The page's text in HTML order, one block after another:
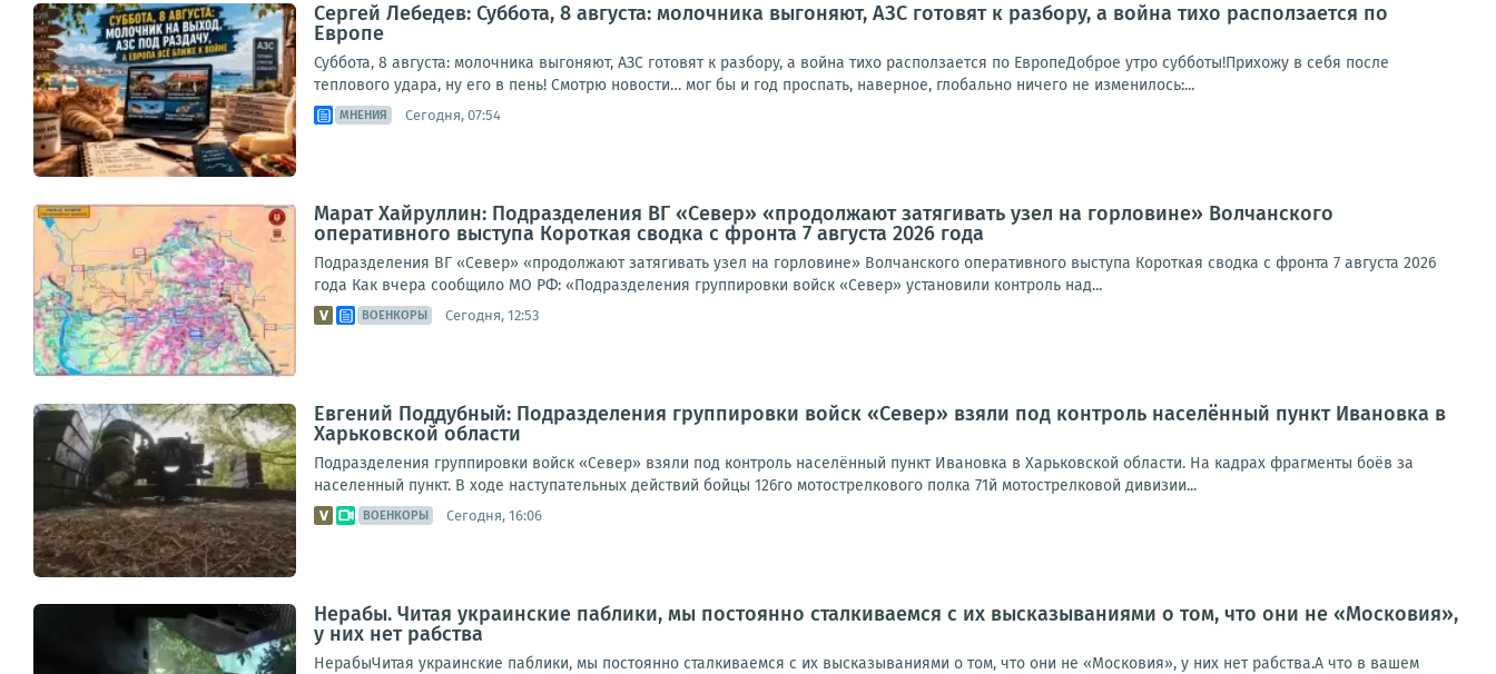
Сергей Лебедев: Суббота, 8 августа: молочника выгоняют, АЗС готовят к разбору, а война тихо расползается по
Европе
Суббота, 8 августа: молочника выгоняют, АЗС готовят к разбору, а война тихо расползается по ЕвропеДоброе утро субботы!Прихожу в себя после
теплового удара, ну его в пень! Смотрю новости… мог бы и год проспать, наверное, глобально ничего не изменилось:...
МНЕНИЯ Сегодня, 07:54
Марат Хайруллин: Подразделения ВГ «Север» «продолжают затягивать узел на горловине» Волчанского
оперативного выступа Короткая сводка с фронта 7 августа 2026 года
Подразделения ВГ «Север» «продолжают затягивать узел на горловине» Волчанского оперативного выступа Короткая сводка с фронта 7 августа 2026
года Как вчера сообщило МО РФ: «Подразделения группировки войск «Север» установили контроль над...
ВОЕНКОРЫ Сегодня, 12:53
Евгений Поддубный: Подразделения группировки войск «Север» взяли под контроль населённый пункт Ивановка в
Харьковской области
Подразделения группировки войск «Север» взяли под контроль населённый пункт Ивановка в Харьковской области. На кадрах фрагменты боёв за
населенный пункт. В ходе наступательных действий бойцы 126го мотострелкового полка 71й мотострелковой дивизии...
ВОЕНКОРЫ Сегодня, 16:06
Нерабы. Читая украинские паблики, мы постоянно сталкиваемся с их высказываниями о том, что они не «Московия»,
у них нет рабства
НерабыЧитая украинские паблики, мы постоянно сталкиваемся с их высказываниями о том, что они не «Московия», у них нет рабства.А что в вашем